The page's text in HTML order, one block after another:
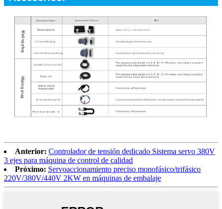
Anterior: Controlador de tensión dedicado Sistema servo 380V
3 ejes para máquina de control de calidad
Próximo: Servoaccionamiento preciso monofásico/trifásico
220V/380V/440V 2KW en máquinas de embalaje